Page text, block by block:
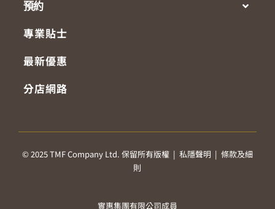
預約
專業貼士
最新優惠
分店網路
© 2025 TMF Company Ltd. 保留所有版權 |私隱聲明 |條款及細
則
實惠集團有限公司成員